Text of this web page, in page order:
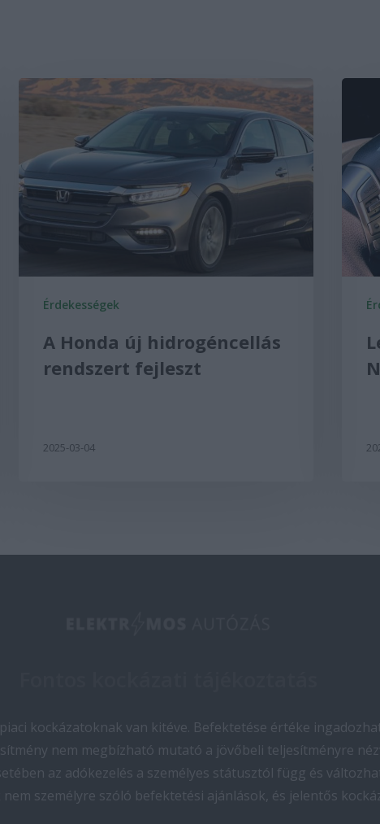
Érdekességek
A Honda új hidrogéncellás
rendszert fejleszt
2025-03-04
kockázatoknak van kitéve. Befektetése értéke
nem megbízható mutató a jövőbeli teljesítményre
az adókezelés a személyes státusztól függ és
személyre szóló befektetési ajánlások, és jelentős